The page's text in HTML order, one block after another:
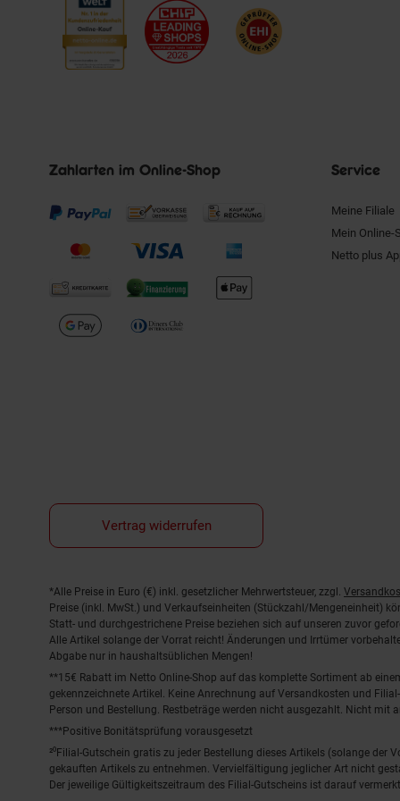
Zahlarten im Online-Shop Service
Meine Filiale
Mein Online-
Netto plus
Vertrag widerrufen
Fußnoten
*Alle Preise in Euro (€) inkl. gesetzlicher Mehrwertsteuer, zzgl.
Preise (inkl. MwSt.) und Verkaufseinheiten (Stückzahl/Mengeneinheit)
Statt- und durchgestrichene Preise beziehen sich auf unseren zuvor
Alle Artikel solange der Vorrat reicht! Änderungen und Irrtümer
Abgabe nur in haushaltsüblichen Mengen!
**15€ Rabatt im Netto Online-Shop auf das komplette Sortiment ab
gekennzeichnete Artikel. Keine Anrechnung auf Versandkosten und
Person und Bestellung. Restbeträge werden nicht ausgezahlt. Nicht mit
***Positive Bonitätsprüfung vorausgesetzt
²⁰Filial-Gutschein gratis zu jeder Bestellung dieses Artikels (solange
gekauften Artikels zu entnehmen. Vervielfältigung jeglicher Art nicht
Der jeweilige Gültigkeitszeitraum des Filial-Gutscheins ist darauf vermerkt.